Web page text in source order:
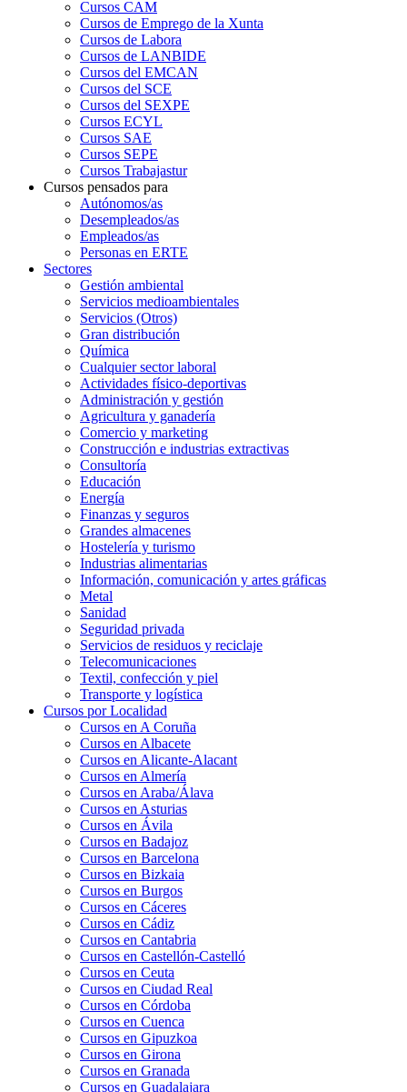
Cursos CAM
Cursos de Emprego de la Xunta
Cursos de Labora
Cursos de LANBIDE
Cursos del EMCAN
Cursos del SCE
Cursos del SEXPE
Cursos ECYL
Cursos SAE
Cursos SEPE
Cursos Trabajastur
Cursos pensados para
Autónomos/as
Desempleados/as
Empleados/as
Personas en ERTE
Sectores
Gestión ambiental
Servicios medioambientales
Servicios (Otros)
Gran distribución
Química
Cualquier sector laboral
Actividades físico-deportivas
Administración y gestión
Agricultura y ganadería
Comercio y marketing
Construcción e industrias extractivas
Consultoría
Educación
Energía
Finanzas y seguros
Grandes almacenes
Hostelería y turismo
Industrias alimentarias
Información, comunicación y artes gráficas
Metal
Sanidad
Seguridad privada
Servicios de residuos y reciclaje
Telecomunicaciones
Textil, confección y piel
Transporte y logística
Cursos por Localidad
Cursos en A Coruña
Cursos en Albacete
Cursos en Alicante-Alacant
Cursos en Almería
Cursos en Araba/Álava
Cursos en Asturias
Cursos en Ávila
Cursos en Badajoz
Cursos en Barcelona
Cursos en Bizkaia
Cursos en Burgos
Cursos en Cáceres
Cursos en Cádiz
Cursos en Cantabria
Cursos en Castellón-Castelló
Cursos en Ceuta
Cursos en Ciudad Real
Cursos en Córdoba
Cursos en Cuenca
Cursos en Gipuzkoa
Cursos en Girona
Cursos en Granada
Cursos en Guadalajara